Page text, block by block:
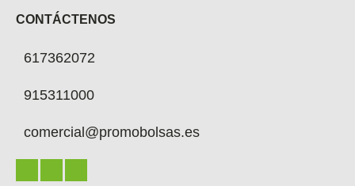
CONTÁCTENOS
617362072
915311000
comercial@promobolsas.es